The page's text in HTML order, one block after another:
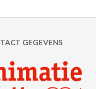
GEGEVENS